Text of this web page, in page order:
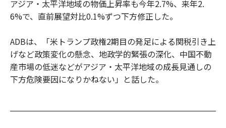
アジア・太平洋地域の物価上昇率も今年2.7%、来年2.
6%で、直前展望対比0.1%ずつ下方修正した。
ADBは、「米トランプ政権2期目の発足による関税引き上
げなど政策変化の懸念、地政学的緊張の深化、中国不動
産市場の低迷などがアジア・太平洋地域の成長見通しの
下方危険要因になりかねない」と話した。